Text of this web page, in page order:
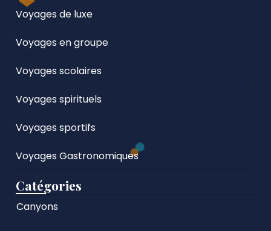
Voyages de luxe
Voyages en groupe
Voyages scolaires
Voyages spirituels
Voyages sportifs
Voyages Gastronomiques
Catégories
Canyons